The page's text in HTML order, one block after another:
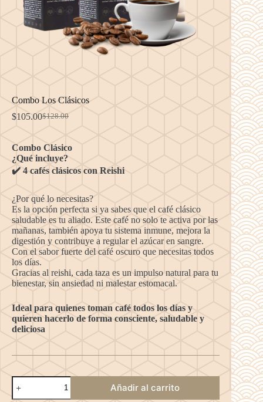
Combo Los Clásicos
$128.00
El
original
era:
$128.00.
$105.00El
es:
$105.00.
Combo Clásico
¿Qué incluye?
✔️ 4 cafés clásicos con Reishi
¿Por qué lo necesitas?
Es la opción perfecta si ya sabes que el café clásico
saludable es tu aliado. Este café no solo te activa por las
mañanas, también apoya tu sistema inmune, mejora la
digestión y contribuye a regular el azúcar en sangre.
Con el sabor fuerte del café oscuro que necesitas todos
los días.
Gracias al reishi, cada taza es un impulso natural para tu
bienestar, sin ansiedad ni malestar estomacal.
Ideal para quienes toman café todos los días y
quieren hacerlo de forma consciente, saludable y
deliciosa
Combo
Los
Clásicos
Añadir al carrito